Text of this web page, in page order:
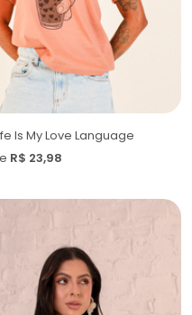
Is My Love Language
R$ 23,98